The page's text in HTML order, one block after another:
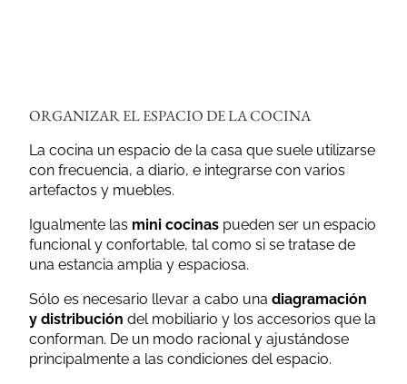
ORGANIZAR EL ESPACIO DE LA COCINA
La cocina un espacio de la casa que suele utilizarse
con frecuencia, a diario, e integrarse con varios
artefactos y muebles.
Igualmente las mini cocinas pueden ser un espacio
funcional y confortable, tal como si se tratase de
una estancia amplia y espaciosa.
Sólo es necesario llevar a cabo una diagramación
y distribución del mobiliario y los accesorios que la
conforman. De un modo racional y ajustándose
principalmente a las condiciones del espacio.